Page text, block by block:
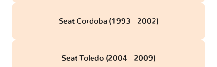
Seat Cordoba (1993 - 2002)
Seat Toledo (2004 - 2009)